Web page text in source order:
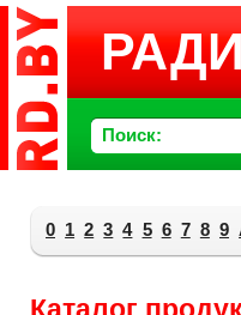
Поиск:
0 1 2 3 4 5 6 7 8 9